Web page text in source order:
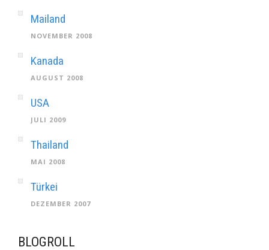
Mailand
NOVEMBER 2008
Kanada
AUGUST 2008
USA
JULI 2009
Thailand
MAI 2008
Türkei
DEZEMBER 2007
BLOGROLL